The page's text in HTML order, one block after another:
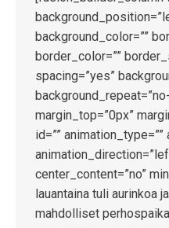
background_color=””
border_color=””
spacing=”yes”
margin_top=”0px”
id=””
center_content=”no”
lauantaina tuli aurinkoa
mahdolliset